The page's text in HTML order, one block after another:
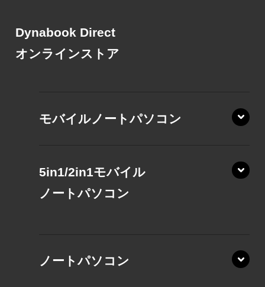
Dynabook Direct
オンラインストア
モバイルノートパソコン
XP/ZA
5in1/2in1モバイル
ノートパソコン
ノートパソコン